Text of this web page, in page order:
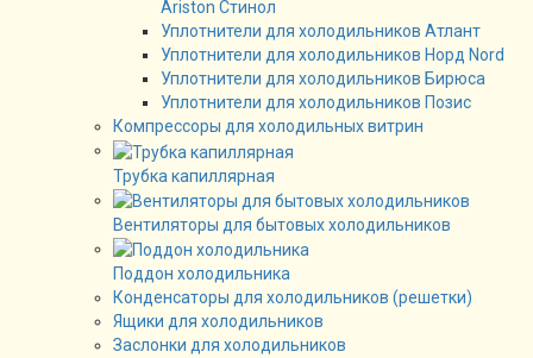
Ariston Стинол
Уплотнители для холодильников Атлант
Уплотнители для холодильников Норд Nord
Уплотнители для холодильников Бирюса
Уплотнители для холодильников Позис
Компрессоры для холодильных витрин
Трубка капиллярная
Вентиляторы для бытовых холодильников
Поддон холодильника
Конденсаторы для холодильников (решетки)
Ящики для холодильников
Заслонки для холодильников